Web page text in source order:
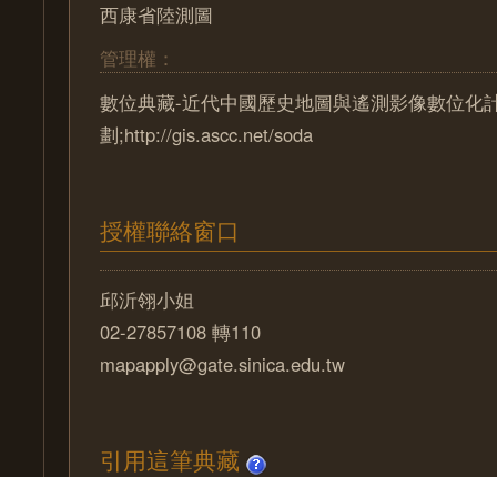
西康省陸測圖
管理權：
數位典藏-近代中國歷史地圖與遙測影像數位化
劃;http://gis.ascc.net/soda
授權聯絡窗口
邱沂翎小姐
02-27857108 轉110
mapapply@gate.sinica.edu.tw
引用這筆典藏